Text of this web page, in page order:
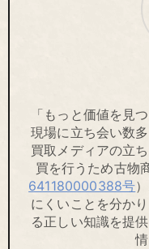
「もっと価値を見
現場に立ち会い数
買取メディアの立
買を行うため古物
641180000388号
にくいことを分か
る正しい知識を提